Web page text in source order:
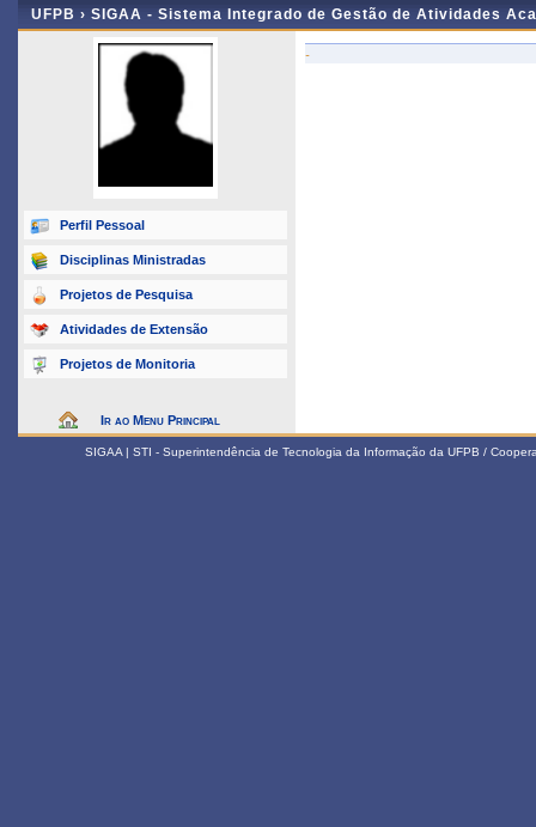
UFPB › SIGAA - Sistema Integrado de Gestão de Atividades
Perfil Pessoal
Disciplinas Ministradas
Projetos de Pesquisa
Atividades de Extensão
Projetos de Monitoria
Ir ao Menu Principal
-
SIGAA | STI - Superintendência de Tecnologia da Informação da UFPB /